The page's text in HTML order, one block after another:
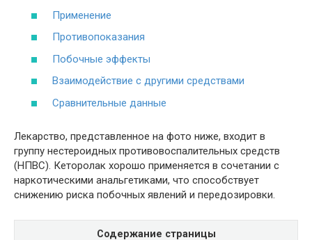
Применение
Противопоказания
Побочные эффекты
Взаимодействие с другими средствами
Сравнительные данные
Лекарство, представленное на фото ниже, входит в
группу нестероидных противовоспалительных средств
(НПВС). Кеторолак хорошо применяется в сочетании с
наркотическими анальгетиками, что способствует
снижению риска побочных явлений и передозировки.
Содержание страницы